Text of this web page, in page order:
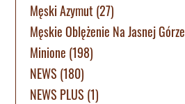
Męski Azymut (27)
Męskie Oblężenie Na Jasnej Górze
Minione (198)
NEWS (180)
NEWS PLUS (1)